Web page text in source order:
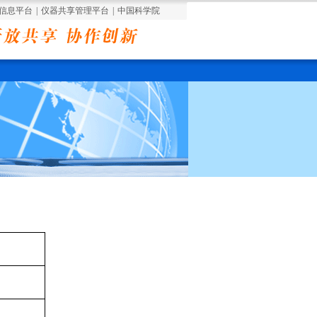
息平台 仪器共享管理平台 中国科学院